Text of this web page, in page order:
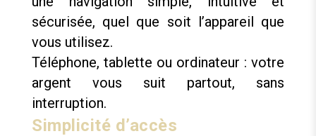
sécurisée, quel que soit l’appareil que
vous utilisez.
Téléphone, tablette ou ordinateur : votre
argent vous suit partout, sans
interruption.
Simplicité d’accès